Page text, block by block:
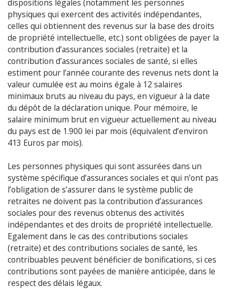
dispositions légales (notamment les personnes
physiques qui exercent des activités indépendantes,
celles qui obtiennent des revenus sur la base des droits
de propriété intellectuelle, etc.) sont obligées de payer la
contribution d’assurances sociales (retraite) et la
contribution d’assurances sociales de santé, si elles
estiment pour l’année courante des revenus nets dont la
valeur cumulée est au moins égale à 12 salaires
minimaux bruts au niveau du pays, en vigueur à la date
du dépôt de la déclaration unique. Pour mémoire, le
salaire minimum brut en vigueur actuellement au niveau
du pays est de 1.900 lei par mois (équivalent d’environ
413 Euros par mois).
Les personnes physiques qui sont assurées dans un
système spécifique d’assurances sociales et qui n’ont pas
l’obligation de s’assurer dans le système public de
retraites ne doivent pas la contribution d’assurances
sociales pour des revenus obtenus des activités
indépendantes et des droits de propriété intellectuelle.
Egalement dans le cas des contributions sociales
(retraite) et des contributions sociales de santé, les
contribuables peuvent bénéficier de bonifications, si ces
contributions sont payées de manière anticipée, dans le
respect des délais légaux.